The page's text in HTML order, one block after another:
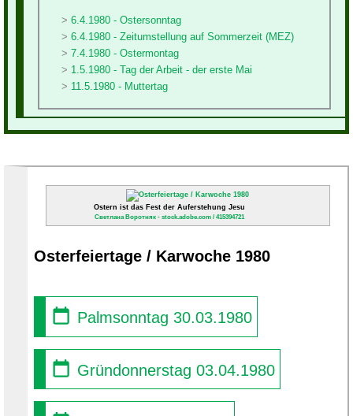
6.4.1980 - Ostersonntag
6.4.1980 - Zeitumstellung auf Sommerzeit (MEZ)
7.4.1980 - Ostermontag
1.5.1980 - Tag der Arbeit - der erste Mai
11.5.1980 - Muttertag
Ostern ist das Fest der Auferstehung Jesu
Светлана Воротняк - stock.adobe.com / 415394721
Osterfeiertage / Karwoche 1980
Palmsonntag 30.03.1980
Gründonnerstag 03.04.1980